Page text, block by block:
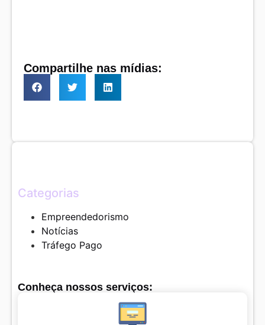
Compartilhe nas mídias:
Categorias
Empreendedorismo
Notícias
Tráfego Pago
Conheça nossos serviços: